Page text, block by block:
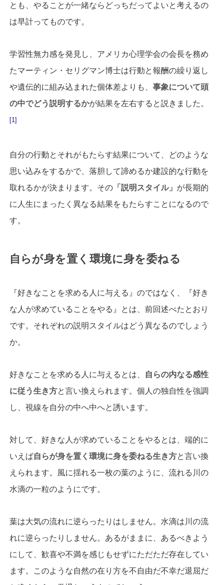
とも、やることが一緒ならどっちだってよいと考えるの
は早計ってものです。
学習性無力感を発見し、アメリカ心理学会の会長を務め
たマーティン・セリグマン博士は行動と報酬の繰り返し
や遺伝的に組み込まれた個体差よりも、 事象について頭
の中でどう説明するかが結果を左右すると説きました。
1
自分の行動とそれがもたらす結果について、どのような
思い込みをするかで、落胆して諦めるか建設的な行動を
取れるかが決まります。その「説明スタイル」 が長期的
に人生にまったく異なる結果をもたらすことになるので
す。
自らが身を置く環境に身を委ねる
『好きなことを求める人に与える』のではなく、『好き
な人が求めていることをやる』とは、前回述べたとおり
です。それぞれの説明スタイルはどう異なるのでしょう
か。
好きなことを求める人に与えるとは、
自らの内なる感性
に従う生き方と言い換えられます。個人の独自性を強調
し、視線を自分の中へ中へと誘います。
対して、好きな人が求めていることをやるとは、端的に
いえば自らが身を置く環境に身を委ねる生き方と言い換
えられます。風に揺れる一枚の葉のように、流れる川の
水滴の一粒のようにです。
葉は大気の流れに逆らったりはしません。水滴は川の流
れに逆らったりしません。あるがままに、あるべきよう
にして、歓喜や不満を感じもせずにただただ存在してい
ます。このような自然の在り方を不自由だ不幸だ退屈だ